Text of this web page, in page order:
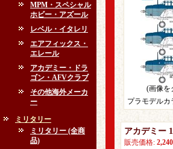
MPM・スペシャル
ホビー・アズール
レベル・イタレリ
エアフィックス・
エレール
アカデミー・ドラ
ゴン・AFVクラブ
その他海外メーカ
ー
ミリタリー
ミリタリー (全商
品)
(画像を
プラモデルカ
アカデミー
販売価格: